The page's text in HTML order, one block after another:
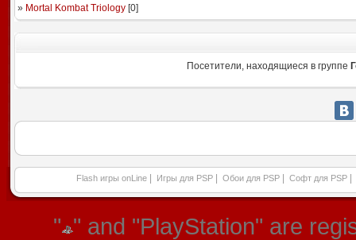
» Mortal Kombat Triology[0]
Посетители, находящиеся в группе
Flash игры onLine Игры для PSP Обои для PSP Софт для PSP
" " and "PlayStation" are